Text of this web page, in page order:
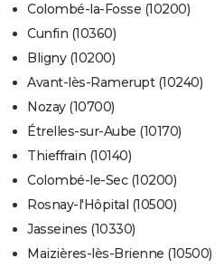
Colombé-la-Fosse (10200)
Cunfin (10360)
Bligny (10200)
Avant-lès-Ramerupt (10240)
Nozay (10700)
Étrelles-sur-Aube (10170)
Thieffrain (10140)
Colombé-le-Sec (10200)
Rosnay-l'Hôpital (10500)
Jasseines (10330)
Maizières-lès-Brienne (10500)